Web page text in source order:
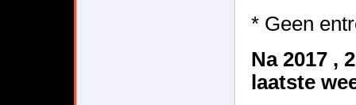
* Geen
Na 2017 ,
laatste